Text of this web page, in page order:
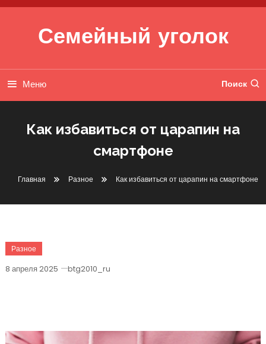
Перейти к содержимому
Семейный уголок
Меню Поиск
Как избавиться от царапин на
смартфоне
Главная Разное Как избавиться от царапин на смартфоне
Разное
8 апреля 2025 btg2010_ru